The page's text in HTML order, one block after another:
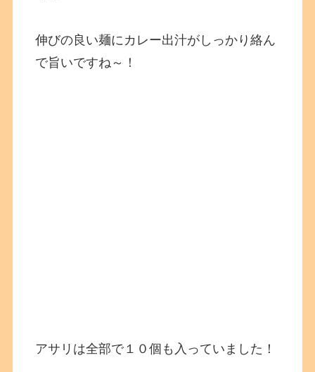
伸びの良い麺にカレー出汁がしっかり絡ん
で旨いですね～！
アサリは全部で１０個も入っていました！